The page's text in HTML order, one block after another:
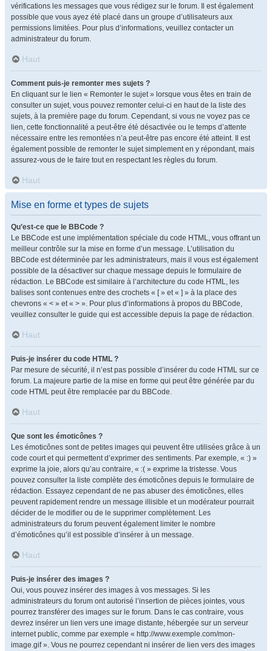
vérifications les messages que vous rédigez sur le forum. Il est également
possible que vous ayez été placé dans un groupe d’utilisateurs aux
permissions limitées. Pour plus d’informations, veuillez contacter un
administrateur du forum.
Haut
Comment puis-je remonter mes sujets ?
En cliquant sur le lien « Remonter le sujet » lorsque vous êtes en train de
consulter un sujet, vous pouvez remonter celui-ci en haut de la liste des
sujets, à la première page du forum. Cependant, si vous ne voyez pas ce
lien, cette fonctionnalité a peut-être été désactivée ou le temps d’attente
nécessaire entre les remontées n’a peut-être pas encore été atteint. Il est
également possible de remonter le sujet simplement en y répondant, mais
assurez-vous de le faire tout en respectant les règles du forum.
Haut
Mise en forme et types de sujets
Qu’est-ce que le BBCode ?
Le BBCode est une implémentation spéciale du code HTML, vous offrant un
meilleur contrôle sur la mise en forme d’un message. L’utilisation du
BBCode est déterminée par les administrateurs, mais il vous est également
possible de la désactiver sur chaque message depuis le formulaire de
rédaction. Le BBCode est similaire à l’architecture du code HTML, les
balises sont contenues entre des crochets « [ » et « ] » à la place des
chevrons « < » et « > ». Pour plus d’informations à propos du BBCode,
veuillez consulter le guide qui est accessible depuis la page de rédaction.
Haut
Puis-je insérer du code HTML ?
Par mesure de sécurité, il n’est pas possible d’insérer du code HTML sur ce
forum. La majeure partie de la mise en forme qui peut être générée par du
code HTML peut être remplacée par du BBCode.
Haut
Que sont les émoticônes ?
Les émoticônes sont de petites images qui peuvent être utilisées grâce à un
code court et qui permettent d’exprimer des sentiments. Par exemple, « :) »
exprime la joie, alors qu’au contraire, « :( » exprime la tristesse. Vous
pouvez consulter la liste complète des émoticônes depuis le formulaire de
rédaction. Essayez cependant de ne pas abuser des émoticônes, elles
peuvent rapidement rendre un message illisible et un modérateur pourrait
décider de le modifier ou de le supprimer complètement. Les
administrateurs du forum peuvent également limiter le nombre
d’émoticônes qu’il est possible d’insérer à un message.
Haut
Puis-je insérer des images ?
Oui, vous pouvez insérer des images à vos messages. Si les
administrateurs du forum ont autorisé l’insertion de pièces jointes, vous
pourrez transférer des images sur le forum. Dans le cas contraire, vous
devrez insérer un lien vers une image distante, hébergée sur un serveur
internet public, comme par exemple « http://www.exemple.com/mon-
image.gif ». Vous ne pourrez cependant ni insérer de lien vers des images